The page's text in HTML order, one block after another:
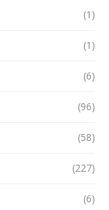
(1)
(1)
(6)
(96)
(58)
(227)
(6)